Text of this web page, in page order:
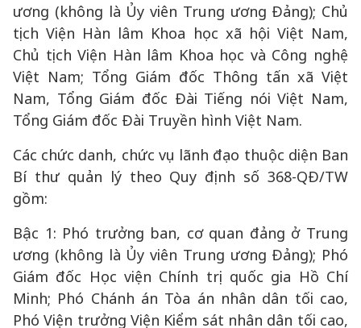
ương (không là Ủy viên Trung ương Đảng); Chủ
tịch Viện Hàn lâm Khoa học xã hội Việt Nam,
Chủ tịch Viện Hàn lâm Khoa học và Công nghệ
Việt Nam; Tổng Giám đốc Thông tấn xã Việt
Nam, Tổng Giám đốc Đài Tiếng nói Việt Nam,
Tổng Giám đốc Đài Truyền hình Việt Nam.
Các chức danh, chức vụ lãnh đạo thuộc diện Ban
Bí thư quản lý theo Quy định số 368-QĐ/TW
gồm:
Bậc 1: Phó trưởng ban, cơ quan đảng ở Trung
ương (không là Ủy viên Trung ương Đảng); Phó
Giám đốc Học viện Chính trị quốc gia Hồ Chí
Minh; Phó Chánh án Tòa án nhân dân tối cao,
Phó Viện trưởng Viện Kiểm sát nhân dân tối cao,